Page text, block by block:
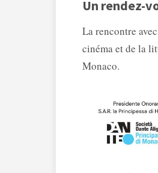
Un rendez-
La rencontre
cinéma et de la
Monaco.